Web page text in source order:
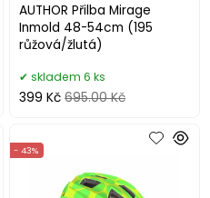
AUTHOR Přilba Mirage
Inmold 48-54cm (195
růžová/žlutá)
skladem 6 ks
399 Kč 695.00 Kč
- 43%